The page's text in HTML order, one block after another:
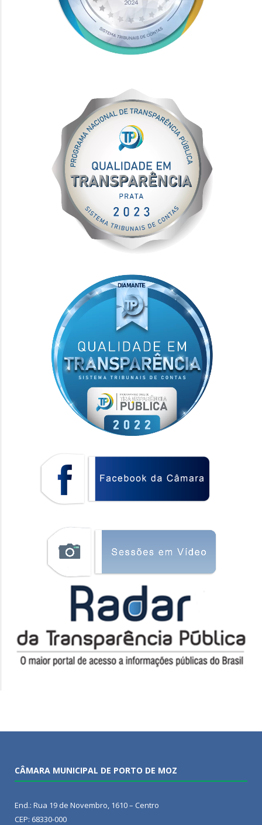
CÂMARA MUNICIPAL DE PORTO DE MOZ
End.: Rua 19 de Novembro, 1610 – Centro
CEP: 68330-000